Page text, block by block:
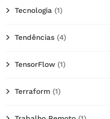
Tecnologia (1)
Tendências (4)
TensorFlow (1)
Terraform (1)